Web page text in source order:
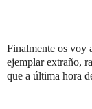
Finalmente os voy
ejemplar extraño,
que a última hora